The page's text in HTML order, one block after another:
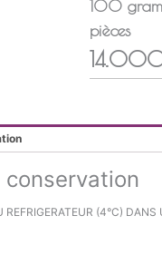
100
pièces
conservation
REFRIGERATEUR (4°C) DANS